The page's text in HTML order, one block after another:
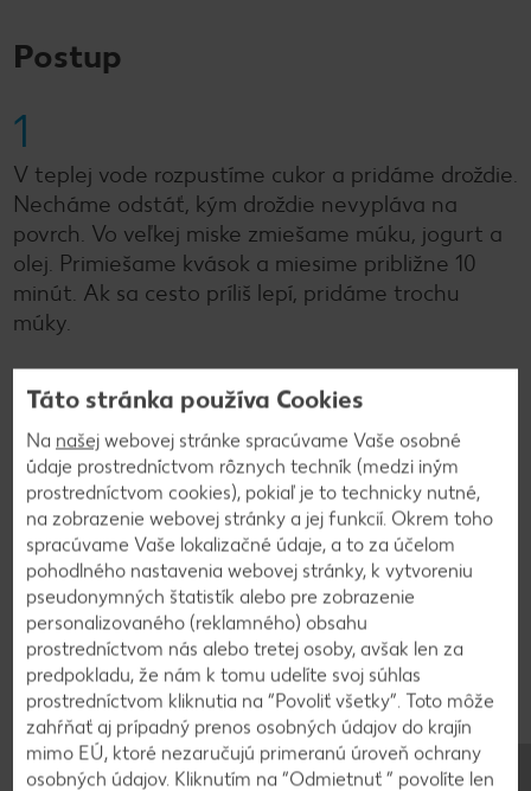
Postup
1
V teplej vode rozpustíme cukor a pridáme droždie.
Necháme odstáť, kým droždie nevypláva na
povrch. Vo veľkej miske zmiešame múku, jogurt a
olej. Primiešame kvások a miesime približne 10
minút. Ak sa cesto príliš lepí, pridáme trochu
múky.
2
Cesto necháme po vymiesení kysnúť na teplom
mieste, kým zdvojnásobí objem. V panvici
zohrejeme dostatočné množstvo oleja na
vyprážanie. Cesto rozdelíme na 10 rovnakých
bochníkov. Bochníky postupne vaľkáme a
smažíme z oboch strán v rozpálenom oleji.
3
Hotové langoše necháme odkvapkať na
papierovej utierke. Podávame s kyslou smotanou,
Táto stránka používa Cookies
Na našej webovej stránke spracúvame Vaše osobné
údaje prostredníctvom rôznych techník (medzi iným
prostredníctvom cookies), pokiaľ je to technicky nutné,
na zobrazenie webovej stránky a jej funkcií. Okrem toho
spracúvame Vaše lokalizačné údaje, a to za účelom
pohodlného nastavenia webovej stránky, k vytvoreniu
pseudonymných štatistík alebo pre zobrazenie
personalizovaného (reklamného) obsahu
prostredníctvom nás alebo tretej osoby, avšak len za
predpokladu, že nám k tomu udelíte svoj súhlas
prostredníctvom kliknutia na “Povoliť všetky”. Toto môže
zahŕňať aj prípadný prenos osobných údajov do krajín
mimo EÚ, ktoré nezaručujú primeranú úroveň ochrany
osobných údajov. Kliknutím na “Odmietnuť ” povolíte len